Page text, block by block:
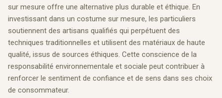
sur mesure offre une alternative plus durable et éthique. En
investissant dans un costume sur mesure, les particuliers
soutiennent des artisans qualifiés qui perpétuent des
techniques traditionnelles et utilisent des matériaux de haute
qualité, issus de sources éthiques. Cette conscience de la
responsabilité environnementale et sociale peut contribuer à
renforcer le sentiment de confiance et de sens dans ses choix
de consommateur.